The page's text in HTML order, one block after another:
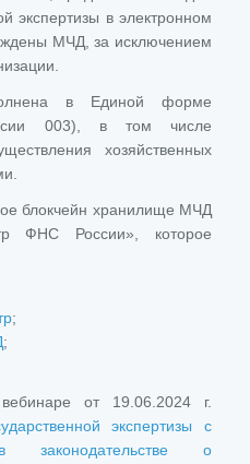
экспертизы в электронном
МЧД, за исключением
в Единой форме
003), в том числе
хозяйственных
блокчейн хранилище МЧД
ФНС России», которое
;
;
от 19.06.2024 г.
экспертизы с
о